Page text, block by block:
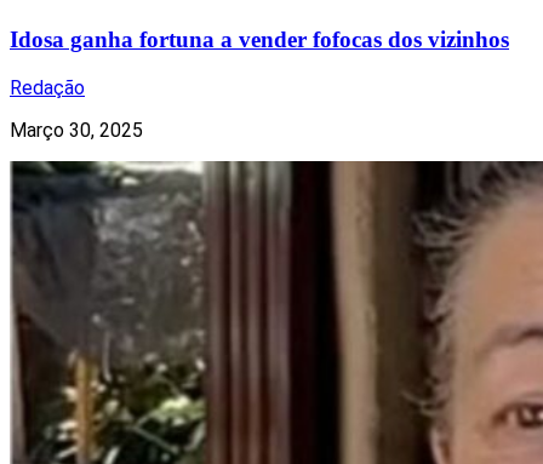
Idosa ganha fortuna a vender fofocas dos vizinhos
Redação
Março 30, 2025